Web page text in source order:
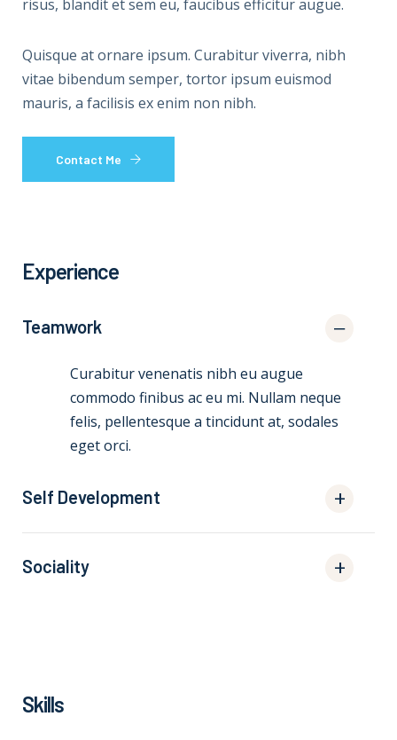
risus, blandit et sem eu, faucibus efficitur augue.
Quisque at ornare ipsum. Curabitur viverra, nibh
vitae bibendum semper, tortor ipsum euismod
mauris, a facilisis ex enim non nibh.
Contact Me
Experience
Teamwork
Curabitur venenatis nibh eu augue
commodo finibus ac eu mi. Nullam neque
felis, pellentesque a tincidunt at, sodales
eget orci.
Self Development
Sociality
Skills